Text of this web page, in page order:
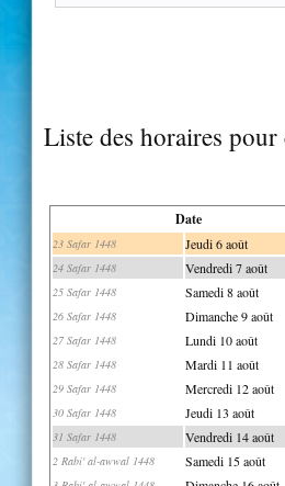
Liste des horaires pour
Date
23 Safar 1448 Jeudi 6 août
24 Safar 1448 Vendredi 7 août
25 Safar 1448 Samedi 8 août
26 Safar 1448 Dimanche 9 août
27 Safar 1448 Lundi 10 août
28 Safar 1448 Mardi 11 août
29 Safar 1448 Mercredi 12 août
30 Safar 1448 Jeudi 13 août
31 Safar 1448 Vendredi 14 août
2 Rabi' al-awwal 1448 Samedi 15 août